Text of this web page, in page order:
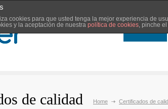
cookies para que usted tenga la mejor experiencia de
y la aceptación de nuestra política de cookies, pinche
de calidad Home Certificados de